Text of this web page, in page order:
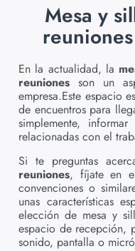
Mesa y
En la actualidad, la
reuniones son un
empresa.Este espacio
de encuentros para
simplemente,
relacionadas con el
Si te preguntas
reuniones, fíjate en
convenciones o
unas características
elección de mesa y
espacio de recepción,
sonido, pantalla o